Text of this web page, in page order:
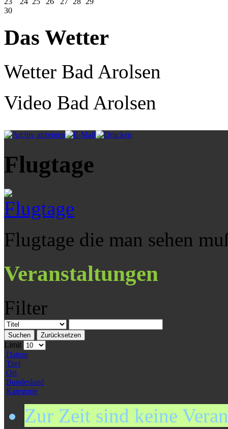
30
Das Wetter
Wetter Bad Arolsen
Video Bad Arolsen
Flugtage
Flugtage die man sehen
Veranstaltungen
Filter
Suchen Zurücksetzen
Limit
Datum
Titel
Ort
Bundesland
Kategorie
Zur Zeit sind keine